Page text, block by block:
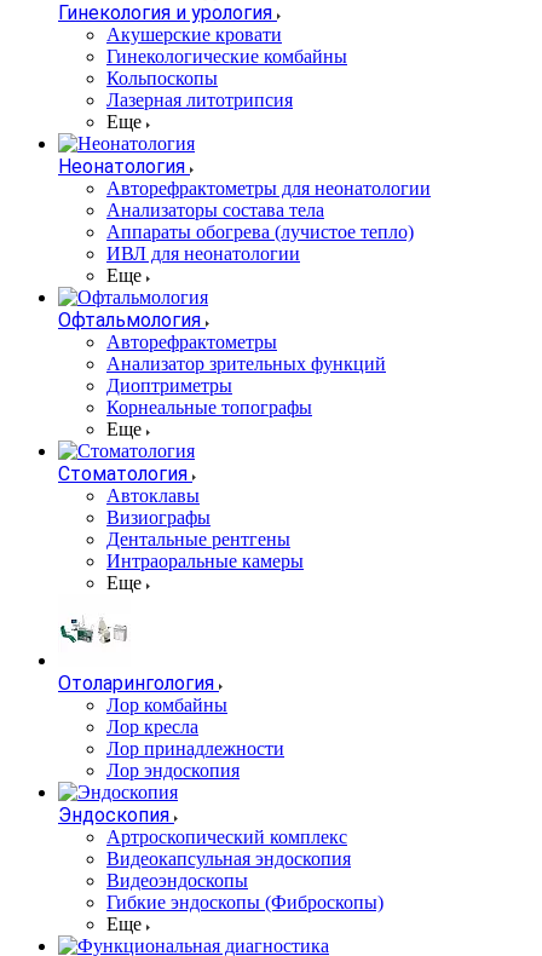
Гинекология и урология
Акушерские кровати
Гинекологические комбайны
Кольпоскопы
Лазерная литотрипсия
Еще
Неонатология
Авторефрактометры для неонатологии
Анализаторы состава тела
Аппараты обогрева (лучистое тепло)
ИВЛ для неонатологии
Еще
Офтальмология
Авторефрактометры
Анализатор зрительных функций
Диоптриметры
Корнеальные топографы
Еще
Стоматология
Автоклавы
Визиографы
Дентальные рентгены
Интраоральные камеры
Еще
Отоларингология
Лор комбайны
Лор кресла
Лор принадлежности
Лор эндоскопия
Эндоскопия
Артроскопический комплекс
Видеокапсульная эндоскопия
Видеоэндоскопы
Гибкие эндоскопы (Фиброcкопы)
Еще